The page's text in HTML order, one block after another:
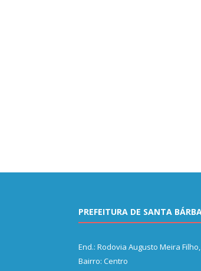
PREFEITURA DE SANTA
End.: Rodovia Augusto Meira
Bairro: Centro